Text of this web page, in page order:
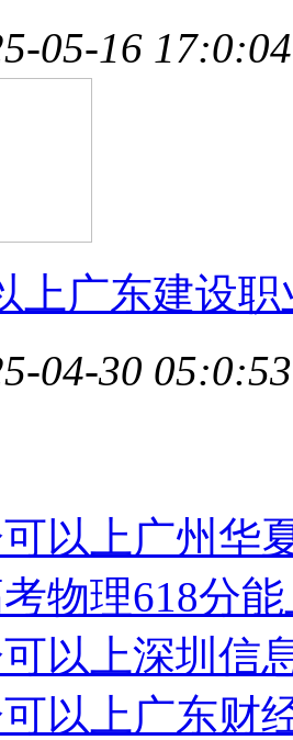
05-16 17:0:04
上广东建设职
04-30 05:0:53
以上广州华
物理618分
以上深圳信
以上广东财